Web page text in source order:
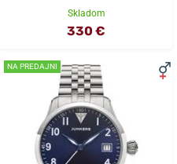
Skladom
330 €
NA PREDAJNI